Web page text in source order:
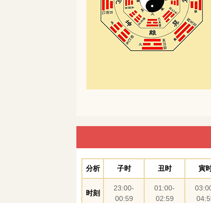
分析 子时 丑时 寅
时刻
23:00-
00:59
01:00-
02:59